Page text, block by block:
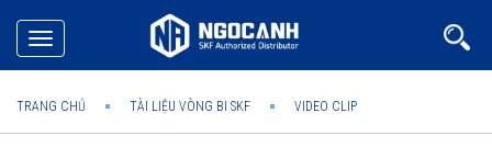
Toggle
navigation
TRANG CHỦ TÀI LIỆU VÒNG BI SKF VIDEO CLIP